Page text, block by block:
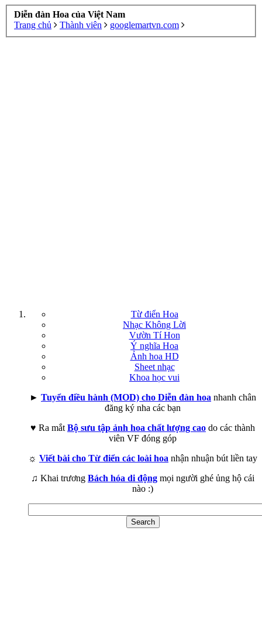
Diễn đàn Hoa của Việt Nam
Trang chủ
Thành viên googlemartvn.com
Từ điển Hoa
Nhạc Không Lời
Vườn Tí Hon
Ý nghĩa Hoa
Ảnh hoa HD
Sheet nhạc
Khoa học vui
► Tuyển điều hành (MOD) cho Diễn đàn hoa nhanh chân
đăng ký nha các bạn
♥ Ra mắt Bộ sưu tập ảnh hoa chất lượng cao do các thành
viên VF đóng góp
☼ Viết bài cho Từ điển các loài hoa nhận nhuận bút liền tay
♫ Khai trương Bách hóa di động mọi người ghé ủng hộ cái
nào :)